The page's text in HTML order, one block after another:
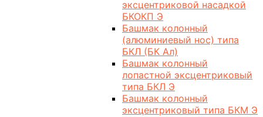
эксцентриковой насадкой
БКОКП Э
Башмак колонный
(алюминиевый нос) типа
БКЛ (БК Ал)
Башмак колонный
лопастной эксцентриковый
типа БКЛ Э
Башмак колонный
эксцентриковый типа БКМ Э